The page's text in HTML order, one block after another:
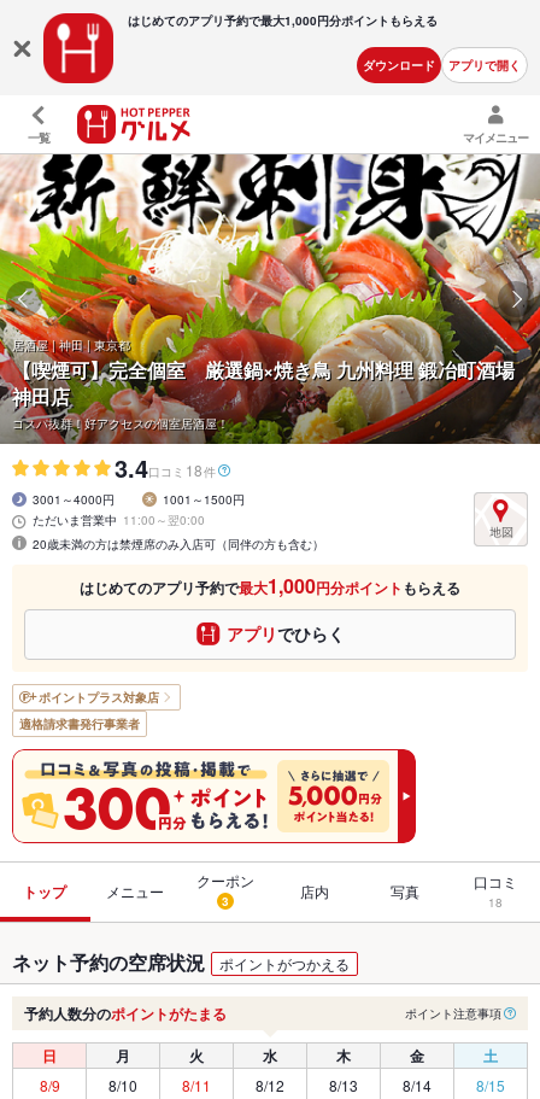
はじめてのアプリ予約で最大1,000円分ポイントもらえる
ダウンロード アプリで開く
一覧 マイメニュー
居酒屋 | 神田 | 東京都
【喫煙可】完全個室 厳選鍋×焼き鳥 九州料理 鍛冶町酒場
神田店
コスパ抜群！好アクセスの個室居酒屋！
3.4口コミ 18件
3001～4000円
1001～1500円
ただいま営業中 11:00～翌0:00
20歳未満の方は禁煙席のみ入店可（同伴の方も含む）
はじめてのアプリ予約で最大1,000円分ポイント もらえる
アプリでひらく
ポイントプラス対象店
適格請求書発行事業者
トップ メニュー
クーポン
3 店内 写真 口コミ
18
ネット予約の空席状況 ポイントがつかえる
予約人数分のポイントがたまる ポイント注意事項
日 月 火 水 木 金 土
8/9 8/10 8/11 8/12 8/13 8/14 8/15